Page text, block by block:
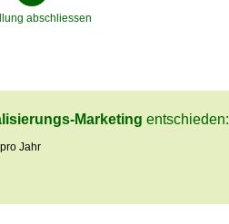
abschliessen
Marketing entschieden:
Jahr